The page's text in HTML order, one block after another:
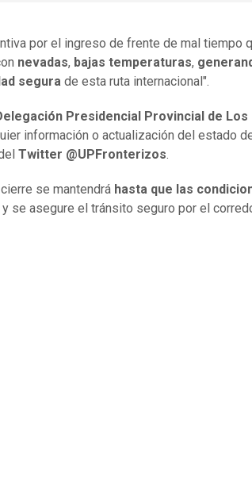
por el ingreso de frente de mal tiempo
nevadas, bajas temperaturas,
segura de esta ruta internacional".
Presidencial Provincial de Los
información o actualización del estado
Twitter @UPFronterizos.
se mantendrá hasta que las
y se asegure el tránsito seguro por el